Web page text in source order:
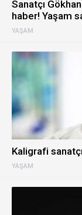
YAŞAM
Sanatçı
haber! Yaşam
YAŞAM
Kaligrafi